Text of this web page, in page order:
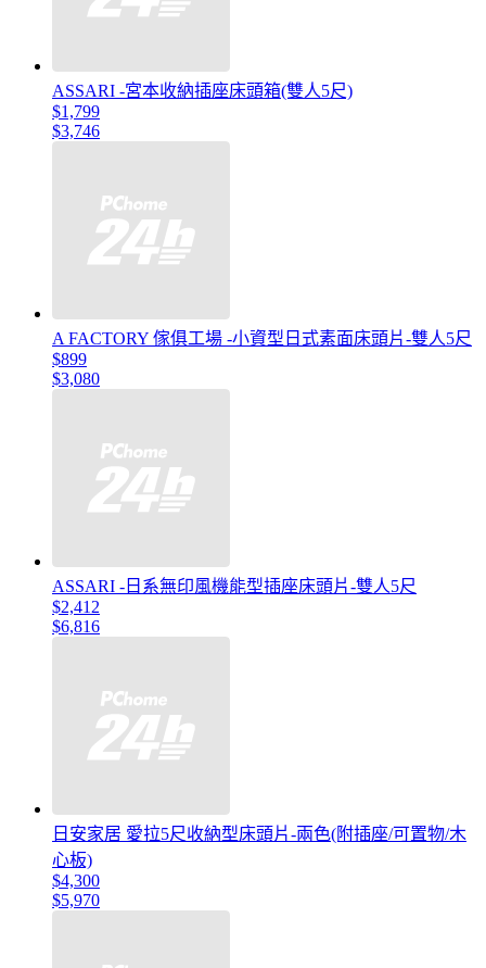
ASSARI -宮本收納插座床頭箱(雙人5尺)
$1,799
$3,746
A FACTORY 傢俱工場 -小資型日式素面床頭片-雙人5尺
$899
$3,080
ASSARI -日系無印風機能型插座床頭片-雙人5尺
$2,412
$6,816
日安家居 愛拉5尺收納型床頭片-兩色(附插座/可置物/木
心板)
$4,300
$5,970